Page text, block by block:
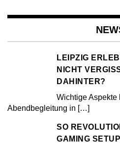
LEIPZIG
NICHT
DAHINTER?
Wichtige Aspekte
Abendbegleitung in […]
SO
GAMING